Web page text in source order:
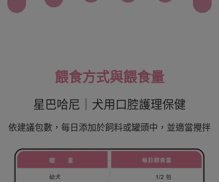
餵食方式與餵食量
星巴哈尼｜犬用口腔護理保健
依建議包數，每日添加於飼料或罐頭中，並適當攪拌